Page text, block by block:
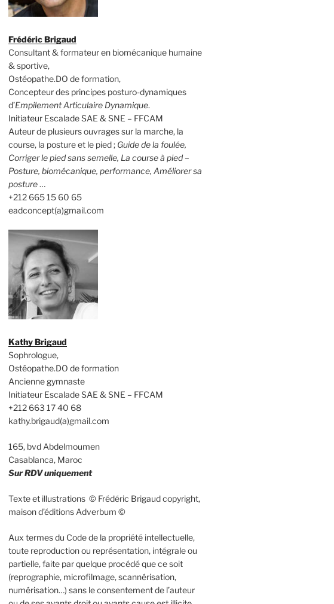
Frédéric Brigaud
Consultant & formateur en biomécanique humaine
& sportive,
Ostéopathe.DO de formation,
Concepteur des principes posturo-dynamiques
d’Empilement Articulaire Dynamique.
Initiateur Escalade SAE & SNE – FFCAM
Auteur de plusieurs ouvrages sur la marche, la
course, la posture et le pied ; Guide de la foulée,
Corriger le pied sans semelle, La course à pied –
Posture, biomécanique, performance, Améliorer sa
posture…
+212 665 15 60 65
eadconcept(a)gmail.com
Kathy Brigaud
Sophrologue,
Ostéopathe.DO de formation
Ancienne gymnaste
Initiateur Escalade SAE & SNE – FFCAM
+212 663 17 40 68
kathy.brigaud(a)gmail.com
165, bvd Abdelmoumen
Casablanca, Maroc
Sur RDV uniquement
Texte et illustrations © Frédéric Brigaud copyright,
maison d’éditions Adverbum ©
Aux termes du Code de la propriété intellectuelle,
toute reproduction ou représentation, intégrale ou
partielle, faite par quelque procédé que ce soit
(reprographie, microfilmage, scannérisation,
numérisation…) sans le consentement de l’auteur